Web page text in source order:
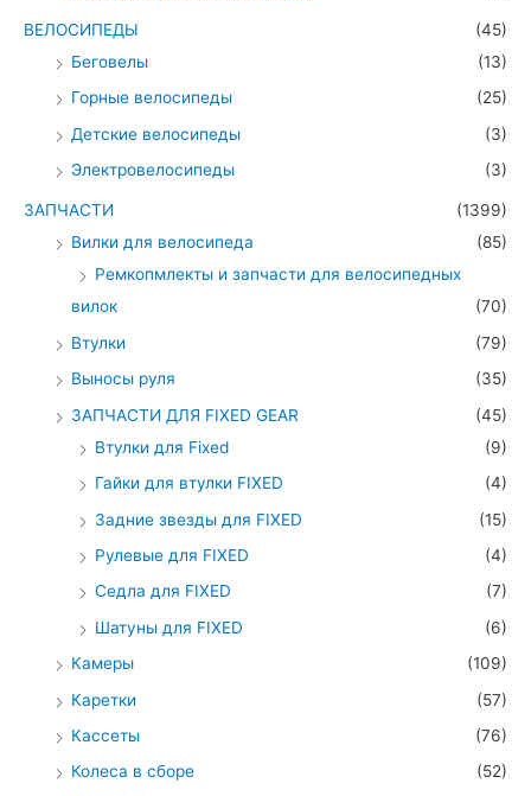
ВЕЛОСИПЕДЫ
(45)
Беговелы
(13)
Горные велосипеды
(25)
Детские велосипеды
(3)
Электровелосипеды
(3)
ЗАПЧАСТИ
(1399)
Вилки для велосипеда
(85)
Ремкопмлекты и запчасти для велосипедных
вилок
(70)
Втулки
(79)
Выносы руля
(35)
ЗАПЧАСТИ ДЛЯ FIXED GEAR
(45)
Втулки для Fixed
(9)
Гайки для втулки FIXED
(4)
Задние звезды для FIXED
(15)
Рулевые для FIXED
(4)
Седла для FIXED
(7)
Шатуны для FIXED
(6)
Камеры
(109)
Каретки
(57)
Кассеты
(76)
Колеса в сборе
(52)